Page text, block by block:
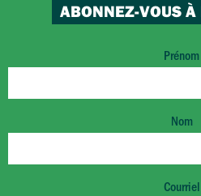
ABONNEZ-VOUS À
Prénom
Nom
Courriel